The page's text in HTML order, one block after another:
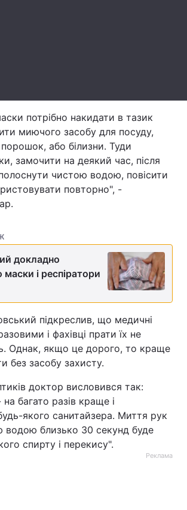
потрібно накидати в тазик
миючого засобу для посуду,
або білизни. Туди
замочити на деякий час, після
чистою водою, повісити
повторно", -
докладно
маски і респіратори
підкреслив, що медичні
і фахівці прати їх не
Однак, якщо це дорого, то краще
без засобу захисту.
доктор висловився так:
багато разів краще і
якого санитайзера. Миття рук
водою близько 30 секунд буде
спирту і перекису".
Реклама